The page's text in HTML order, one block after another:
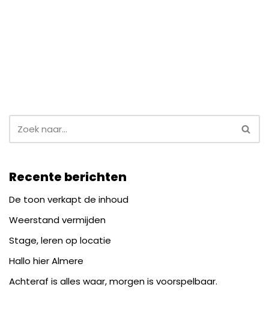
Recente berichten
De toon verkapt de inhoud
Weerstand vermijden
Stage, leren op locatie
Hallo hier Almere
Achteraf is alles waar, morgen is voorspelbaar.